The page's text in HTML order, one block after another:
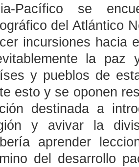
Pacífico se
del Atlántico
incursiones hacia
la paz
y pueblos de
esto y se oponen
destinada a
y avivar la
aprender
del desarrollo